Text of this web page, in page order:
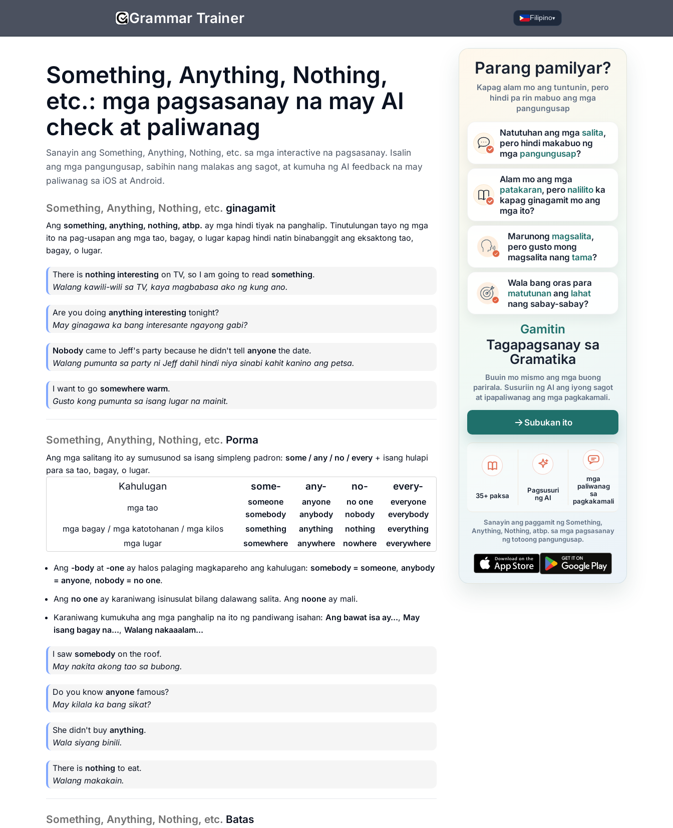
Grammar Trainer Filipino▾
Something, Anything, Nothing,
etc.: mga pagsasanay na may AI
check at paliwanag
Sanayin ang Something, Anything, Nothing, etc. sa mga interactive na pagsasanay. Isalin
ang mga pangungusap, sabihin nang malakas ang sagot, at kumuha ng AI feedback na may
paliwanag sa iOS at Android.
Something, Anything, Nothing, etc. ginagamit
Ang something, anything, nothing, atbp. ay mga hindi tiyak na panghalip. Tinutulungan tayo ng mga
ito na pag-usapan ang mga tao, bagay, o lugar kapag hindi natin binabanggit ang eksaktong tao,
bagay, o lugar.
There is nothing interesting on TV, so I am going to read something.
Walang kawili-wili sa TV, kaya magbabasa ako ng kung ano.
Are you doing anything interesting tonight?
May ginagawa ka bang interesante ngayong gabi?
Nobody came to Jeff's party because he didn't tell anyone the date.
Walang pumunta sa party ni Jeff dahil hindi niya sinabi kahit kanino ang petsa.
I want to go somewhere warm.
Gusto kong pumunta sa isang lugar na mainit.
Something, Anything, Nothing, etc. Porma
Ang mga salitang ito ay sumusunod sa isang simpleng padron: some / any / no / every + isang hulapi
para sa tao, bagay, o lugar.
Kahulugan some- any- no- every-
mga tao
someone
somebody
anyone
anybody
no one
nobody
everyone
everybody
mga bagay / mga katotohanan / mga kilos
something anything nothing
everything
mga lugar
somewhere anywhere nowhere everywhere
Ang -body at -one ay halos palaging magkapareho ang kahulugan: somebody = someone, anybody
= anyone, nobody = no one.
Ang no one ay karaniwang isinusulat bilang dalawang salita. Ang noone ay mali.
Karaniwang kumukuha ang mga panghalip na ito ng pandiwang isahan: Ang bawat isa ay..., May
isang bagay na..., Walang nakaaalam...
I saw somebody on the roof.
May nakita akong tao sa bubong.
Do you know anyone famous?
May kilala ka bang sikat?
She didn't buy anything.
Wala siyang binili.
There is nothing to eat.
Walang makakain.
Something, Anything, Nothing, etc. Batas
Parang pamilyar?
Kapag alam mo ang tuntunin, pero
hindi pa rin mabuo ang mga
pangungusap
Natutuhan ang mga salita,
pero hindi makabuo ng
mga pangungusap?
Alam mo ang mga
patakaran, pero nalilito ka
kapag ginagamit mo ang
mga ito?
Marunong magsalita,
pero gusto mong
magsalita nang tama?
Wala bang oras para
matutunanang lahat
nang sabay-sabay?
Gamitin
Tagapagsanay sa
Gramatika
Buuin mo mismo ang mga buong
parirala. Susuriin ng AI ang iyong sagot
at ipapaliwanag ang mga pagkakamali.
Subukan ito
35+ paksa
Pagsusuri
ng AI
mga
paliwanag
sa
pagkakamali
Sanayin ang paggamit ng Something,
Anything, Nothing, atbp. sa mga pagsasanay
ng totoong pangungusap.